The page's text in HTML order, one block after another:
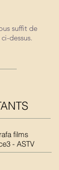
suffit de
dessus.
suffit de
dessus.
films
- ASTV